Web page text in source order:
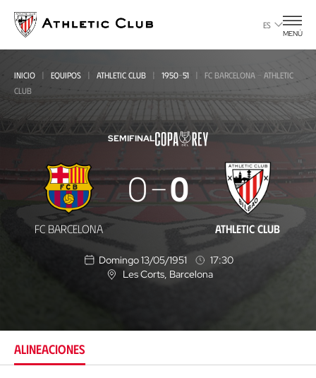
contenido
principal
ES
MENÚ
INICIO EQUIPOS ATHLETIC CLUB 1950-51
FC BARCELONA - ATHLETIC
CLUB
SEMIFINAL
FC
Barcelona
-
Athletic
FC BARCELONA
0 0
ATHLETIC CLUB
Domingo 13/05/1951
17:30
U
ó
Les Corts, Barcelona
ALINEACIONES